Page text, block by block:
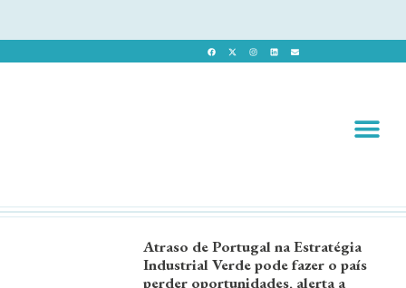
Atraso de Portugal na Estratégia
Industrial Verde pode fazer o país
perder oportunidades, alerta a